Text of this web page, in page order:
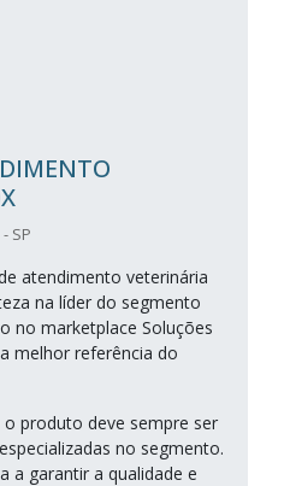
SP
atendimento veterinária
na líder do segmento
no marketplace Soluções
melhor referência do
produto deve sempre ser
no segmento.
a garantir a qualidade e